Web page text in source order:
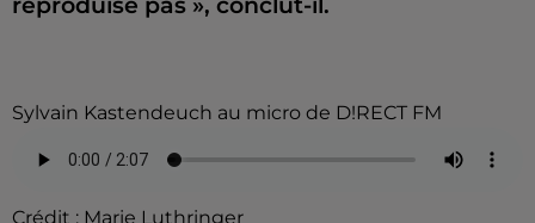
reproduise pas », conclut-il.
Sylvain Kastendeuch au micro de D!RECT FM
Crédit : Marie Luthringer